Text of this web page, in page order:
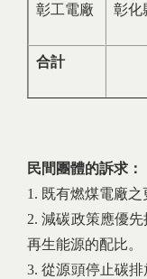
彰工電廠 彰化
合計
民間團體的訴求：
1. 既有燃煤電廠之
2. 減碳政策應優
再生能源的配比。
3. 從源頭停止碳